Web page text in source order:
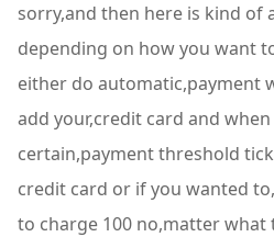
sorry,and then here is kind of
depending on how you want
either do automatic,payment
add your,credit card and
certain,payment threshold
credit card or if you wanted
to charge 100 no,matter